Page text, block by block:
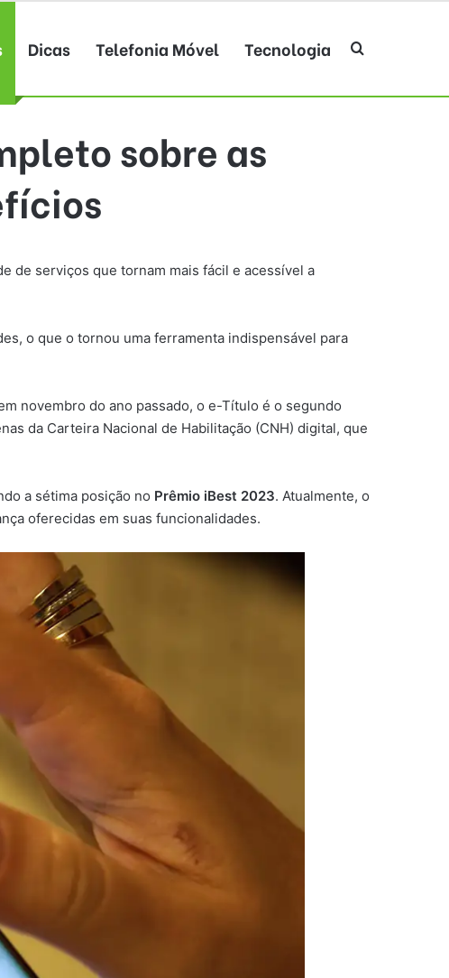
Dicas Telefonia Móvel Tecnologia Procurar por
sobre as
de serviços que tornam mais fácil e acessível a
o que o tornou uma ferramenta indispensável para
novembro do ano passado, o e-Título é o segundo
da Carteira Nacional de Habilitação (CNH) digital, que
a sétima posição no Prêmio iBest 2023. Atualmente, o
oferecidas em suas funcionalidades.